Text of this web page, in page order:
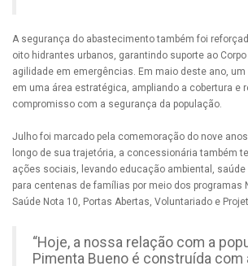
A segurança do abastecimento também foi
oito hidrantes urbanos, garantindo suporte ao
agilidade em emergências. Em maio deste ano,
em uma área estratégica, ampliando a cobertura e
compromisso com a segurança da população.
Julho foi marcado pela comemoração do nove
longo de sua trajetória, a concessionária também
ações sociais, levando educação ambiental, saúde
para centenas de famílias por meio dos programas
Saúde Nota 10, Portas Abertas, Voluntariado e
“Hoje, a nossa relação com a
Pimenta Bueno é construída com